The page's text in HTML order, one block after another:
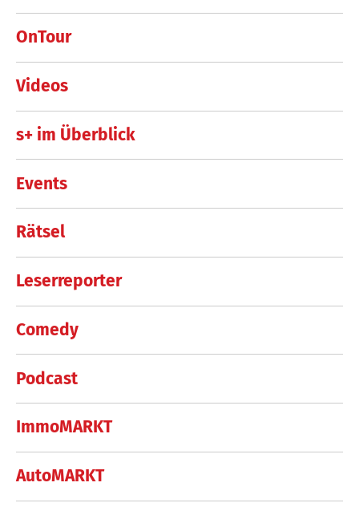
OnTour
Videos
s+ im Überblick
Events
Rätsel
Leserreporter
Comedy
Podcast
ImmoMARKT
AutoMARKT